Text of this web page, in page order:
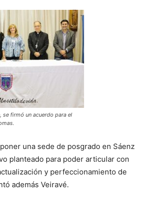
se firmó un acuerdo para el
una sede de posgrado en Sáenz
planteado para poder articular con
y perfeccionamiento de
además Veiravé.